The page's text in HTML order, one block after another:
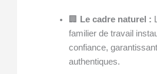
🏢 Le cadre naturel :
familier de travail
confiance,
authentiques.